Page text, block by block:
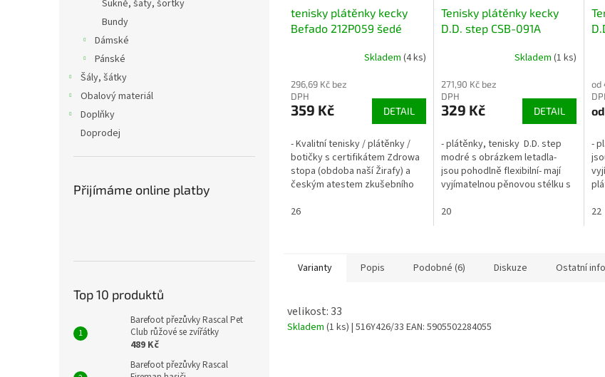
Sukně, šaty, šortky
Bundy
Dámské
Pánské
Šály, šátky
Obalový materiál
Doplňky
Doprodej
Přijímáme online platby
Top 10 produktů
Barefoot přezůvky Rascal Pet
Club růžové se zvířátky
489 Kč
Barefoot přezůvky Rascal
tenisky plátěnky kecky
Befado 212P059 šedé
Skladem (4 ks)
296,69 Kč bez
DPH
359 Kč DETAIL
- Kvalitní tenisky / plátěnky /
botičky s certifikátem Zdrowa
stopa (obdoba naší Žirafy) a
českým atestem zkušebního
2 suchými zipy- Obuv je...
26
Tenisky plátěnky kecky
D.D. step CSB-091A
Skladem (1 ks)
271,90 Kč bez
DPH
329 Kč DETAIL
- plátěnky, tenisky D.D. step
modré s obrázkem letadla-
jsou pohodlně flexibilní- mají
vyjímatelnou pěnovou stélku s
na 2 suché zipy- rozměry níže:
20
od
od
-
22
Varianty Popis Podobné (6) Diskuze Ostatní
velikost: 33
Skladem (1 ks) | 516Y426/33 EAN: 5905502284055